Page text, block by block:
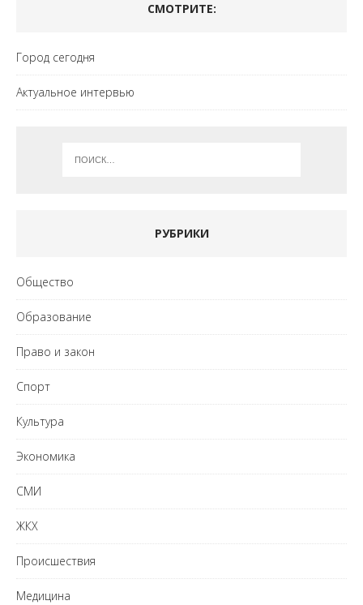
СМОТРИТЕ:
Город сегодня
Актуальное интервью
РУБРИКИ
Общество
Образование
Право и закон
Спорт
Культура
Экономика
СМИ
ЖКХ
Происшествия
Медицина